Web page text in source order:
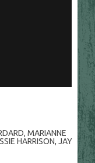
,MARIANNE
HARRISON,JAY